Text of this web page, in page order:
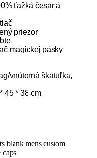
ťažká česaná
priezor
magickej pásky
vnútorná škatuľka,
45 * 38 cm